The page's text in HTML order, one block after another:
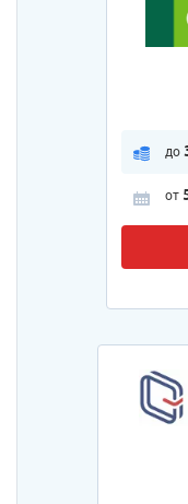
до
от